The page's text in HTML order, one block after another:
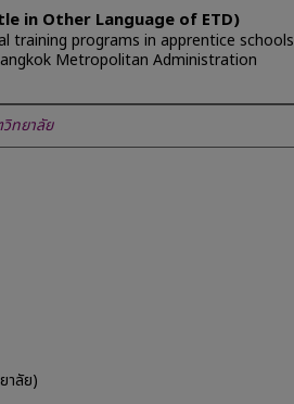
in Other Language of ETD)
training programs in apprentice schools
Metropolitan Administration
ทยาลัย
าลัย)